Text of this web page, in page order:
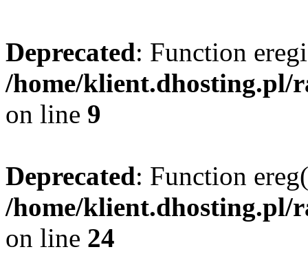
Deprecated: Function
/home/klient.dhosting.pl/
on line 9
Deprecated: Function
/home/klient.dhosting.pl/
on line 24